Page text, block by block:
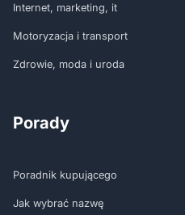
Internet, marketing, it
Motoryzacja i transport
Zdrowie, moda i uroda
Porady
Poradnik kupującego
Jak wybrać nazwę